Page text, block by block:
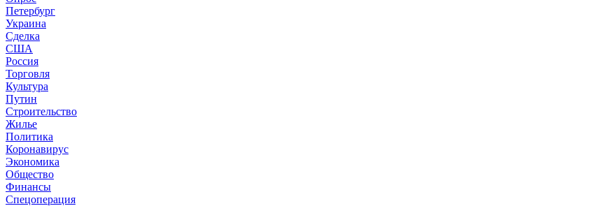
Петербург
Украина
Сделка
США
Россия
Торговля
Культура
Путин
Строительство
Жилье
Политика
Коронавирус
Экономика
Общество
Финансы
Спецоперация